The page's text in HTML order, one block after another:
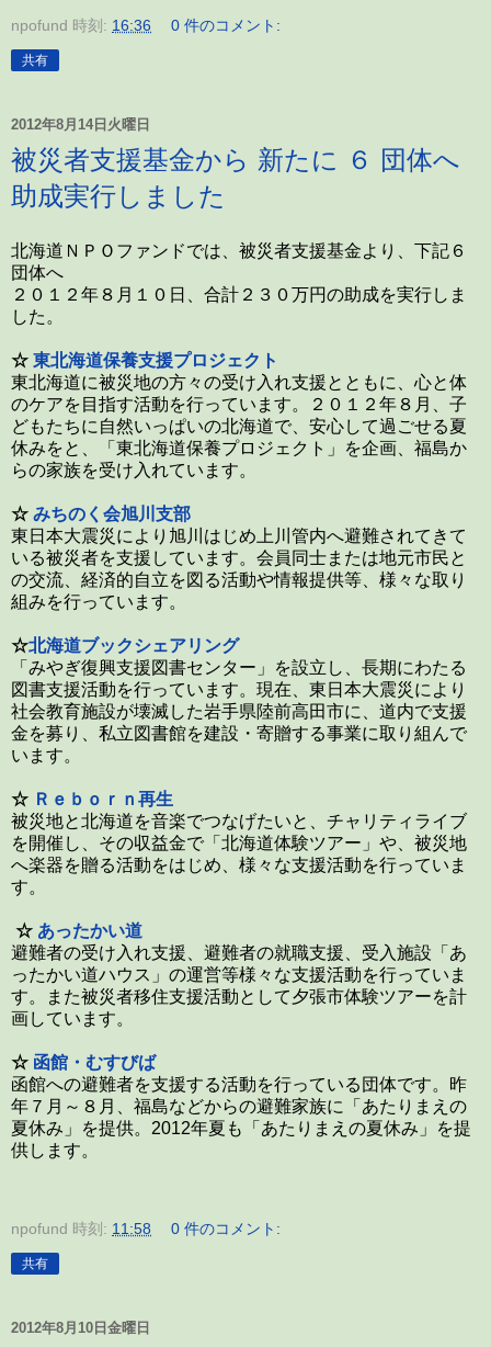
npofund 時刻: 16:36 0 件のコメント:
共有
2012年8月14日火曜日
被災者支援基金から 新たに ６ 団体へ
助成実行しました
北海道ＮＰＯファンドでは、被災者支援基金より、下記６
団体へ
２０１２年８月１０日、合計２３０万円の助成を実行しま
した。
☆ 東北海道保養支援プロジェクト
東北海道に被災地の方々の受け入れ支援とともに、心と体
のケアを目指す活動を行っています。２０１２年８月、子
どもたちに自然いっぱいの北海道で、安心して過ごせる夏
休みをと、「東北海道保養プロジェクト」を企画、福島か
らの家族を受け入れています。
☆ みちのく会旭川支部
東日本大震災により旭川はじめ上川管内へ避難されてきて
いる被災者を支援しています。会員同士または地元市民と
の交流、経済的自立を図る活動や情報提供等、様々な取り
組みを行っています。
☆北海道ブックシェアリング
「みやぎ復興支援図書センター」を設立し、長期にわたる
図書支援活動を行っています。現在、東日本大震災により
社会教育施設が壊滅した岩手県陸前高田市に、道内で支援
金を募り、私立図書館を建設・寄贈する事業に取り組んで
います。
☆ Ｒｅｂｏｒｎ再生
被災地と北海道を音楽でつなげたいと、チャリティライブ
を開催し、その収益金で「北海道体験ツアー」や、被災地
へ楽器を贈る活動をはじめ、様々な支援活動を行っていま
す。
☆ あったかい道
避難者の受け入れ支援、避難者の就職支援、受入施設「あ
ったかい道ハウス」の運営等様々な支援活動を行っていま
す。また被災者移住支援活動として夕張市体験ツアーを計
画しています。
☆ 函館・むすびば
函館への避難者を支援する活動を行っている団体です。昨
年７月～８月、福島などからの避難家族に「あたりまえの
夏休み」を提供。2012年夏も「あたりまえの夏休み」を提
供します。
npofund 時刻: 11:58 0 件のコメント:
共有
2012年8月10日金曜日